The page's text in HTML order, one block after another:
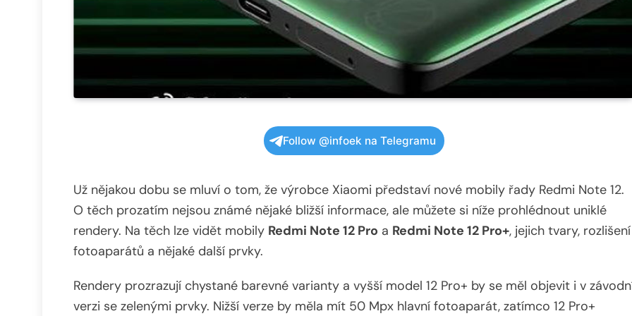
Follow @infoek na Telegramu
Už nějakou dobu se mluví o tom, že výrobce Xiaomi představí nové mobily řady Redmi Note 12.
O těch prozatím nejsou známé nějaké bližší informace, ale můžete si níže prohlédnout uniklé
rendery. Na těch lze vidět mobily Redmi Note 12 Pro a Redmi Note 12 Pro+, jejich tvary, rozlišení
fotoaparátů a nějaké další prvky.
Rendery prozrazují chystané barevné varianty a vyšší model 12 Pro+ by se měl objevit i v
verzi se zelenými prvky. Nižší verze by měla mít 50 Mpx hlavní fotoaparát, zatímco 12 Pro+